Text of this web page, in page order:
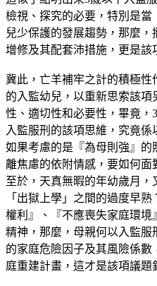
檢視、探究的必要，特別是
兒少保護的發展趨勢，那麼
增修及其配套沛措施，更是該
冀此，亡羊補牢之計的積極
的入監幼兒，以重新思索該
性、適切性和必要性，畢竟
入監服刑的該項思維，究竟係
如果考慮的是『為母則強』
離焦慮的依附情感，要如何面
至於，天真無暇的年幼歲月
「出獄上學」之間的過度早
權利』、『不應喪失家庭環
精神，那麼，母親何以入監服
的家庭危險因子及其風險係
庭重建計畫，這才是該項議題